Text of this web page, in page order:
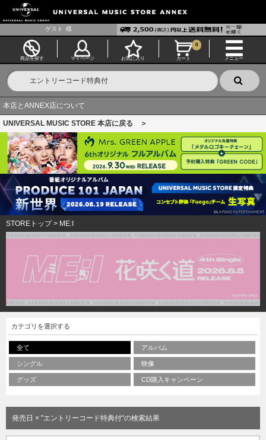
ゲスト 様
商品を探す マイページ お気に入り カート
0
メニュー
本店とANNEX店について
UNIVERSAL MUSIC STORE 本店に戻る ＞
STOREトップ> ME:I
カテゴリを選択する
全て アルバム
シングル 映像
グッズ CD購入キャンペーン
発売日 × "エントリーコード特典付"の検索結果